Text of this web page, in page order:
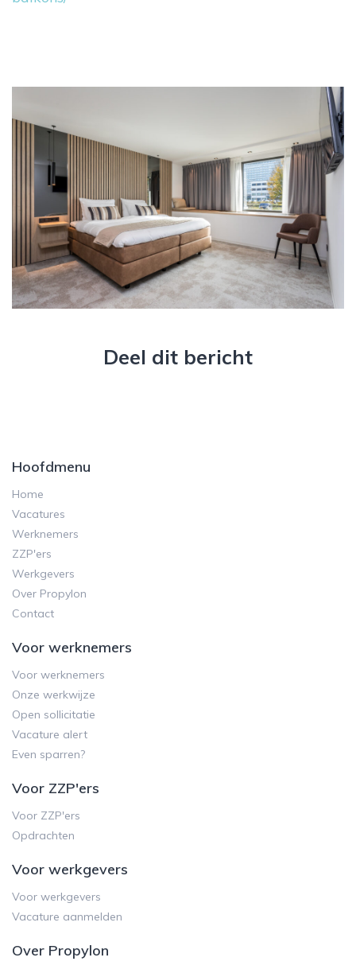
Deel dit bericht
Hoofdmenu
Home
Vacatures
Werknemers
ZZP'ers
Werkgevers
Over Propylon
Contact
Voor werknemers
Voor werknemers
Onze werkwijze
Open sollicitatie
Vacature alert
Even sparren?
Voor ZZP'ers
Voor ZZP'ers
Opdrachten
Voor werkgevers
Voor werkgevers
Vacature aanmelden
Over Propylon